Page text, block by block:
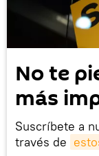
No te
más
Suscríbete a
través de